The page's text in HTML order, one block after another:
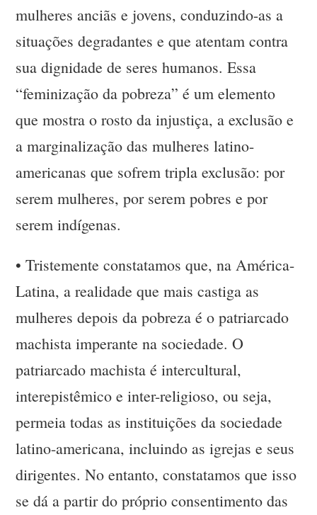
mulheres anciãs e jovens, conduzindo-as a
situações degradantes e que atentam contra
sua dignidade de seres humanos. Essa
“feminização da pobreza” é um elemento
que mostra o rosto da injustiça, a exclusão e
a marginalização das mulheres latino-
americanas que sofrem tripla exclusão: por
serem mulheres, por serem pobres e por
serem indígenas.
• Tristemente constatamos que, na América-
Latina, a realidade que mais castiga as
mulheres depois da pobreza é o patriarcado
machista imperante na sociedade. O
patriarcado machista é intercultural,
interepistêmico e inter-religioso, ou seja,
permeia todas as instituições da sociedade
latino-americana, incluindo as igrejas e seus
dirigentes. No entanto, constatamos que isso
se dá a partir do próprio consentimento das